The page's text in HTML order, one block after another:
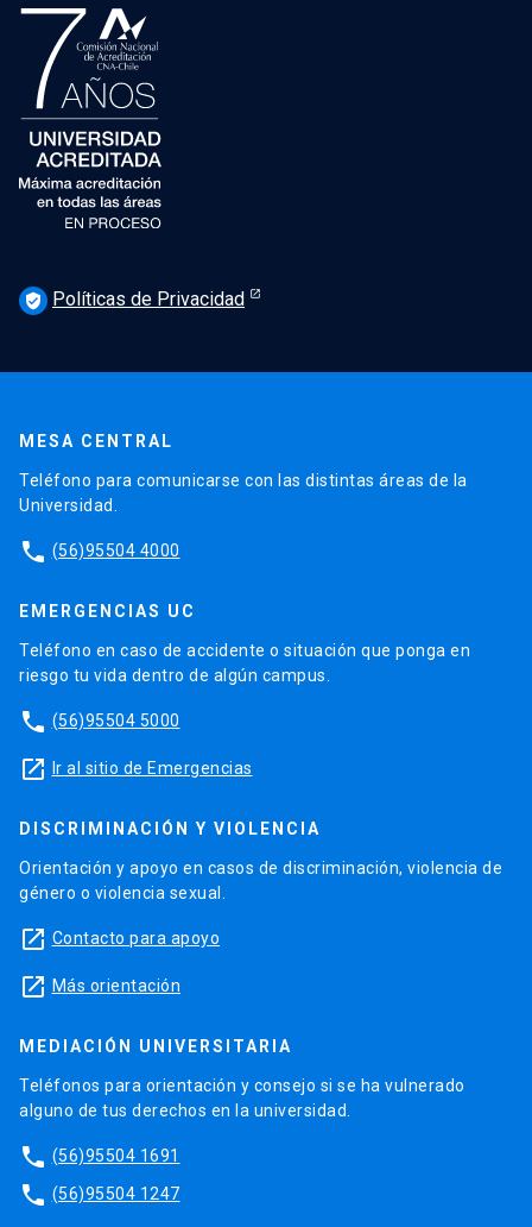
verified_user Políticas de Privacidad
MESA CENTRAL
Teléfono para comunicarse con las distintas áreas de la
Universidad.
phone (56)95504 4000
EMERGENCIAS UC
Teléfono en caso de accidente o situación que ponga en
riesgo tu vida dentro de algún campus.
phone (56)95504 5000
launch Ir al sitio de Emergencias
DISCRIMINACIÓN Y VIOLENCIA
Orientación y apoyo en casos de discriminación, violencia de
género o violencia sexual.
launch Contacto para apoyo
launch Más orientación
MEDIACIÓN UNIVERSITARIA
Teléfonos para orientación y consejo si se ha vulnerado
alguno de tus derechos en la universidad.
phone (56)95504 1691
phone (56)95504 1247